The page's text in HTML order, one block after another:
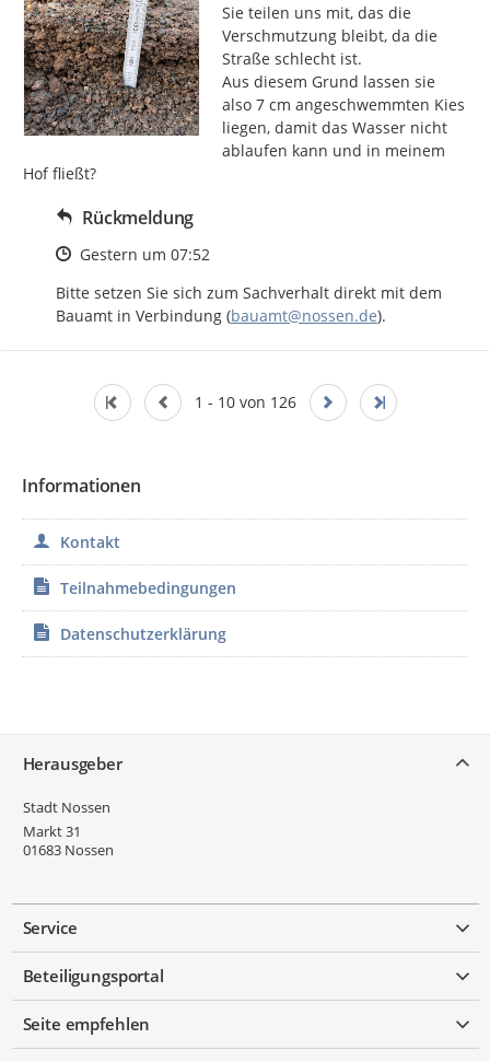
Sie teilen uns mit, das die
Verschmutzung bleibt, da die
Straße schlecht ist.
Aus diesem Grund lassen sie
also 7 cm angeschwemmten Kies
liegen, damit das Wasser nicht
ablaufen kann und in meinem
Hof fließt?
Rückmeldung
Zeitpunkt des Erstellens
Gestern um 07:52
Bitte setzen Sie sich zum Sachverhalt direkt mit dem
Bauamt in Verbindung (bauamt@nossen.de).
1 - 10 von 126
Informationen
Kontakt
Teilnahmebedingungen
Datenschutzerklärung
Herausgeber
Stadt Nossen
Markt 31
01683 Nossen
Service
Beteiligungsportal
Seite empfehlen